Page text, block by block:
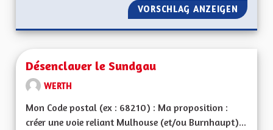
VORSCHLAG ANZEIGEN
Désenclaver le Sundgau
WERTH
Mon Code postal (ex : 68210) : Ma proposition :
créer une voie reliant Mulhouse (et/ou Burnhaupt)...